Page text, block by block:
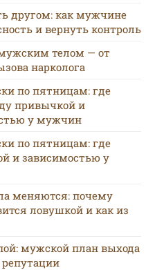
другом: как мужчине
и вернуть контроль
телом — от
нарколога
по пятницам: где
привычкой и
у мужчин
по пятницам: где
и зависимостью у
меняются: почему
ловушкой и как из
мужской план выхода